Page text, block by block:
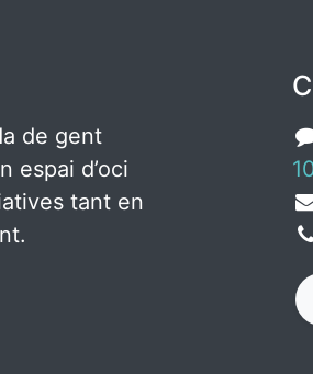
de gent
espai d’oci
tant en